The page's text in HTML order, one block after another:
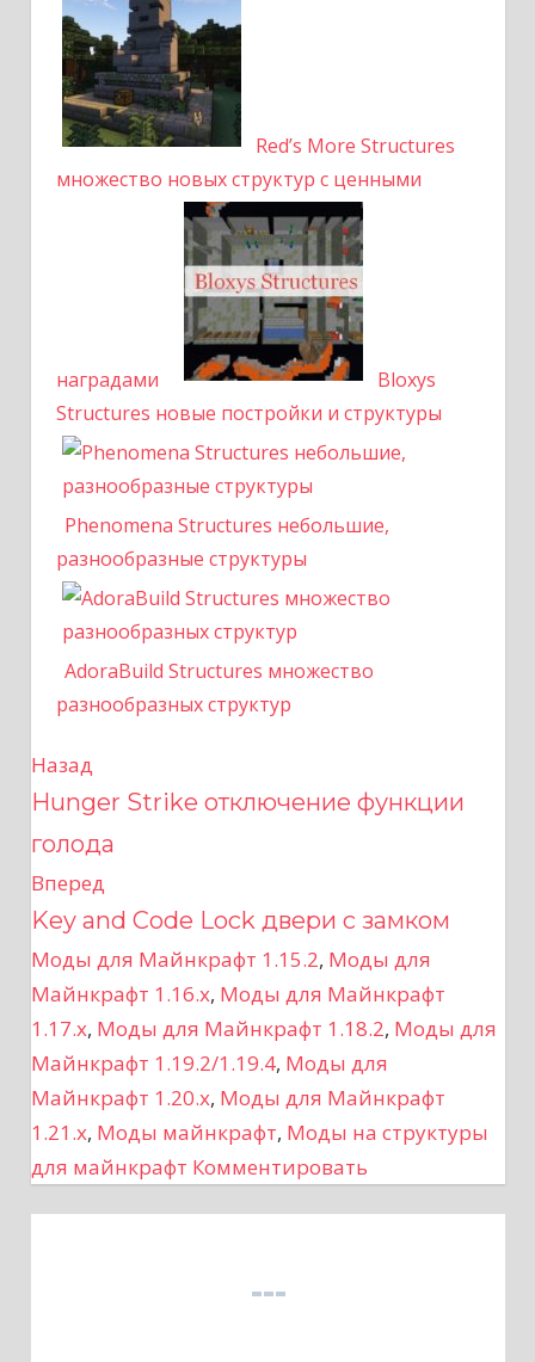
Red’s More Structures
множество новых структур с ценными
наградами
Bloxys
Structures новые постройки и структуры
Phenomena Structures небольшие,
разнообразные структуры
AdoraBuild Structures множество
разнообразных структур
Н
а
в
и
г
а
ц
и
я
Назад
Hunger Strike отключение функции
голода
Вперед
Key and Code Lock двери с замком
Моды для Майнкрафт 1.15.2, Моды для
Майнкрафт 1.16.x, Моды для Майнкрафт
1.17.x, Моды для Майнкрафт 1.18.2, Моды для
Майнкрафт 1.19.2/1.19.4, Моды для
Майнкрафт 1.20.x, Моды для Майнкрафт
1.21.x, Моды майнкрафт, Моды на структуры
для майнкрафт Комментировать